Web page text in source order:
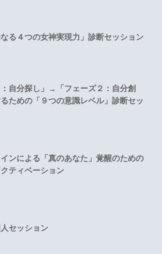
る４つの女神実現力」診断セッション
：自分探し」→「フェーズ２：自分創
ための「９つの意識レベル」診断セッ
ンによる「真のあなた」覚醒のための
ティベーション
セッション